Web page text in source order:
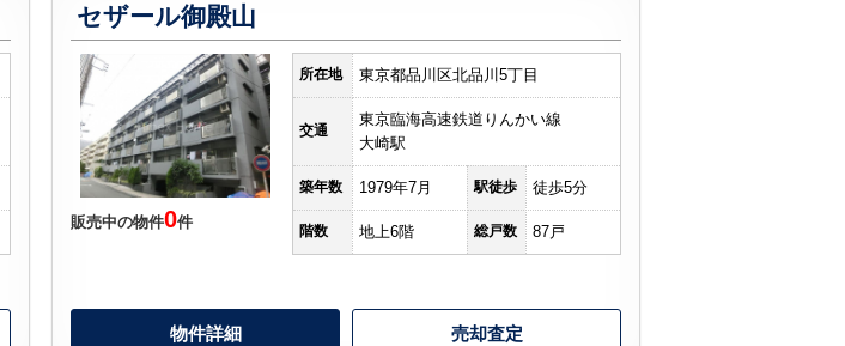
セザール御殿山
販売中の物件0件
所在地 東京都品川区北品川5丁目
交通
東京臨海高速鉄道りんかい線
大崎駅
築年数 1979年7月 駅徒歩 徒歩5分
階数 地上6階 総戸数 87戸
物件詳細 売却査定